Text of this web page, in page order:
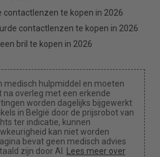
contactlenzen te kopen in 2026
contactlenzen te kopen in 2026
bril te kopen in 2026
medisch hulpmiddel en moeten
na overleg met een erkende
worden dagelijks bijgewerkt
in België door de prijsrobot van
ter indicatie, kunnen
kan niet worden
bevat geen medisch advies
zijn door AI. Lees meer over